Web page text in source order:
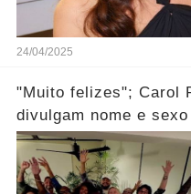
24/04/2025
"Muito felizes"; Carol
divulgam nome e